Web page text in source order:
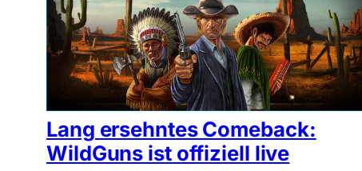
Lang ersehntes Comeback:
WildGuns ist offiziell live